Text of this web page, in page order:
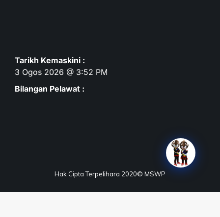
Tarikh Kemaskini :
3 Ogos 2026 @ 3:52 PM
Bilangan Pelawat :
Hak Cipta Terpelihara 2020© MSWP